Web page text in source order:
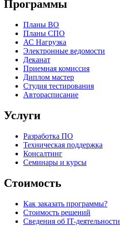
Программы
Планы ВО
Планы СПО
АС Нагрузка
Электронные ведомости
Деканат
Приемная комиссия
Диплом мастер
Студия тестирования
Авторасписание
Услуги
Разработка ПО
Техническая поддержка
Консалтинг
Семинары и курсы
Стоимость
Как заказать программы?
Стоимость решений
Сведения об IT-деятельности